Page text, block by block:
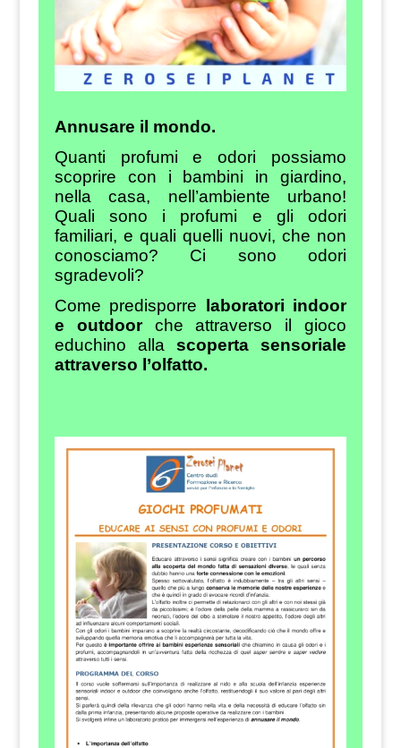
Annusare il mondo.
Quanti profumi e odori possiamo
scoprire con i bambini in giardino,
nella casa, nell’ambiente urbano!
Quali sono i profumi e gli odori
familiari, e quali quelli nuovi, che non
conosciamo? Ci sono odori
sgradevoli?
Come predisporre laboratori indoor
e outdoorche attraverso il gioco
educhino allascoperta sensoriale
attraverso l’olfatto.